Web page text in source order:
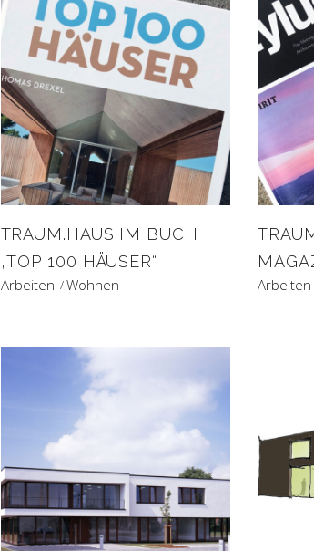
TRAUM.HAUS IM BUCH
„TOP 100 HÄUSER“
Arbeiten Wohnen Arbeiten
IMPRESSUM
Emsstraße 12, 48291
info@hartmanns-architekten.de